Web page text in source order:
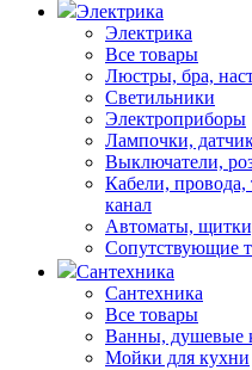
Электрика
Электрика
Все товары
Люстры, бра,
Светильники
Электроприборы
Лампочки,
Выключатели,
Кабели, провода,
канал
Автоматы,
Сопутствующие
Сантехника
Сантехника
Все товары
Ванны, душевые
Мойки для кухни